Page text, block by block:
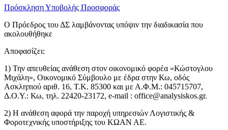
Πρόσκληση Υποβολής Προσφοράς
Ο Πρόεδρος του ΔΣ λαμβάνοντας υπόψιν την διαδικασία που
ακολουθήθηκε
Αποφασίζει:
1) Την απευθείας ανάθεση στον οικονομικό φορέα «Κώστογλου
Μιχάλη», Οικονομικό Σύμβουλο με έδρα στην Κω, οδός
Ασκληπιού αριθ. 16, Τ.Κ. 85300 και με Α.Φ.Μ.: 045715707,
Δ.Ο.Υ.: Κω, τηλ. 22420-23172, e-mail : office@analysiskos.gr.
2) Η ανάθεση αφορά την παροχή υπηρεσιών Λογιστικής &
Φοροτεχνικής υποστήριξης του ΚΩΑΝ ΑΕ.